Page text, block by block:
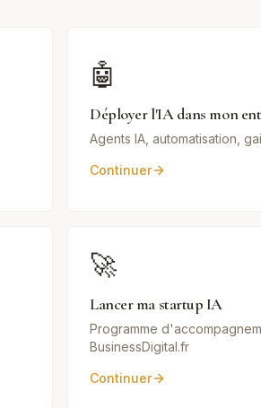
🤖
Déployer l'IA dans mon
Agents IA, automatisation,
Continuer
🚀
Lancer ma startup IA
Programme
BusinessDigital.fr
Continuer